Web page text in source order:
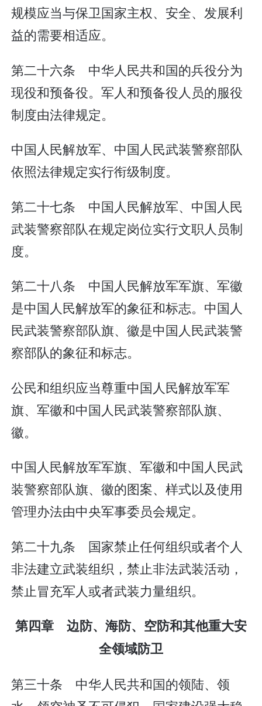
规模应当与保卫国家主权、安全、发展利
益的需要相适应。
第二十六条 中华人民共和国的兵役分为
现役和预备役。军人和预备役人员的服役
制度由法律规定。
中国人民解放军、中国人民武装警察部队
依照法律规定实行衔级制度。
第二十七条 中国人民解放军、中国人民
武装警察部队在规定岗位实行文职人员制
度。
第二十八条 中国人民解放军军旗、军徽
是中国人民解放军的象征和标志。中国人
民武装警察部队旗、徽是中国人民武装警
察部队的象征和标志。
公民和组织应当尊重中国人民解放军军
旗、军徽和中国人民武装警察部队旗、
徽。
中国人民解放军军旗、军徽和中国人民武
装警察部队旗、徽的图案、样式以及使用
管理办法由中央军事委员会规定。
第二十九条 国家禁止任何组织或者个人
非法建立武装组织，禁止非法武装活动，
禁止冒充军人或者武装力量组织。
第四章 边防、海防、空防和其他重大安
全领域防卫
第三十条 中华人民共和国的领陆、领